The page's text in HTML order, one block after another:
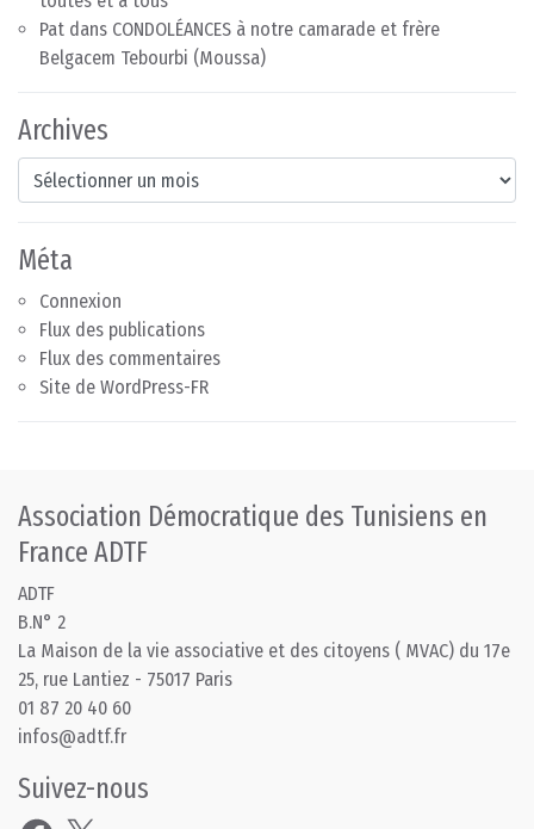
Pat dans CONDOLÉANCES à notre camarade et frère
Belgacem Tebourbi (Moussa)
Archives
Archives
Méta
Connexion
Flux des publications
Flux des commentaires
Site de WordPress-FR
Association Démocratique des Tunisiens en
France ADTF
ADTF
B.N° 2
La Maison de la vie associative et des citoyens ( MVAC) du 17e
25, rue Lantiez - 75017 Paris
01 87 20 40 60
infos@adtf.fr
Suivez-nous
Facebook
X